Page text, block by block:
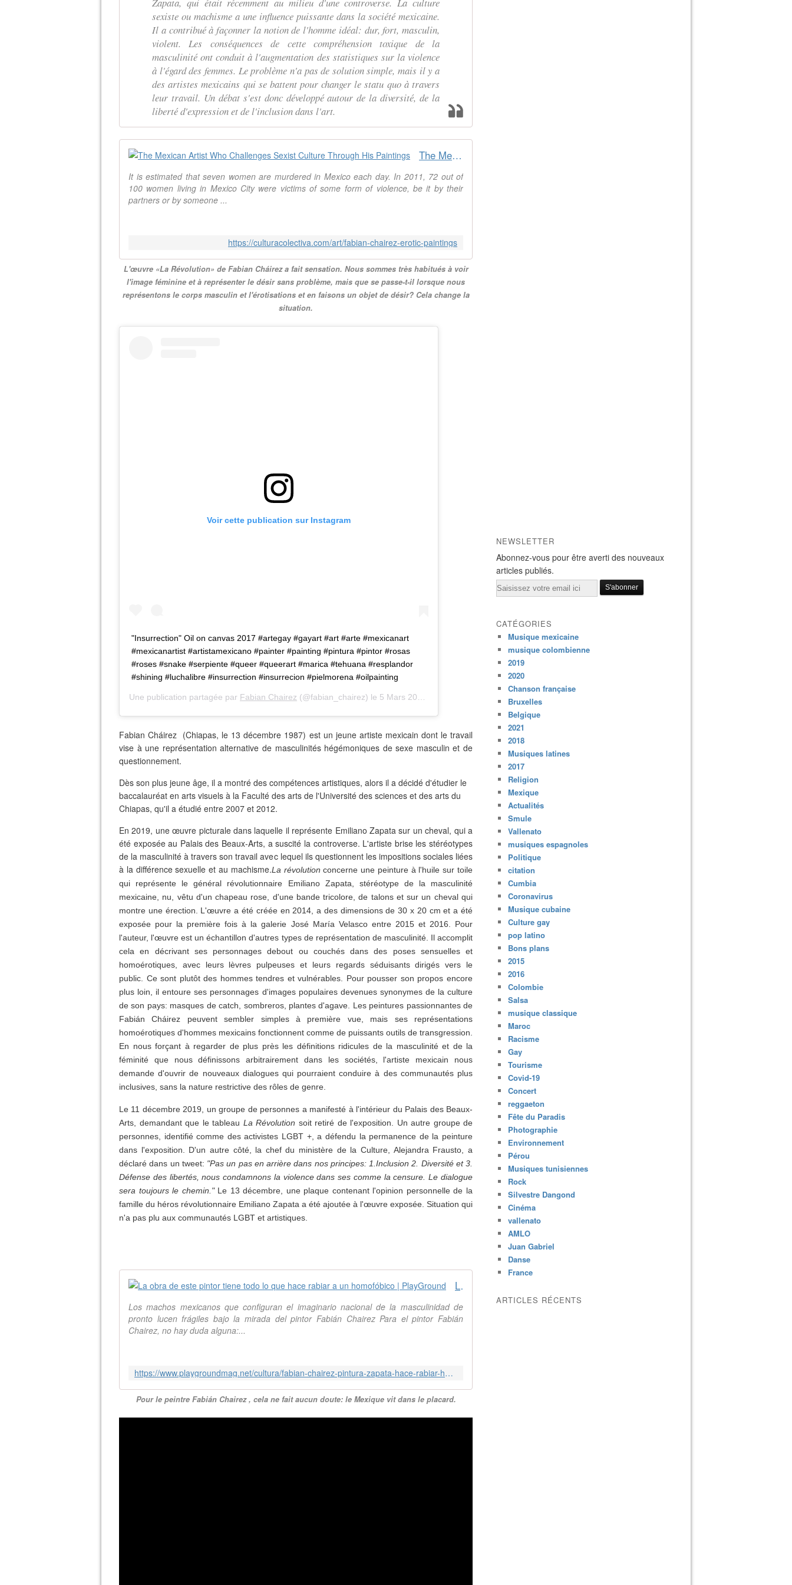
sexiste ou machisme a une influence puissante dans la société mexicaine.
Il a contribué à façonner la notion de l'homme idéal: dur, fort, masculin,
violent. Les conséquences de cette compréhension toxique de la
masculinité ont conduit à l'augmentation des statistiques sur la violence
à l'égard des femmes. Le problème n'a pas de solution simple, mais il y a
des artistes mexicains qui se battent pour changer le statu quo à travers
leur travail. Un débat s'est donc développé autour de la diversité, de la
liberté d'expression et de l'inclusion dans l'art.
The Mexican Artist Who Challenges Sexist Culture Through His Paintings
It is estimated that seven women are murdered in Mexico each day. In 2011, 72 out of
100 women living in Mexico City were victims of some form of violence, be it by their
partners or by someone ...
https://culturacolectiva.com/art/fabian-chairez-erotic-paintings
L'œuvre «La Révolution» de Fabian Cháirez a fait sensation. Nous sommes très habitués à voir
l'image féminine et à représenter le désir sans problème, mais que se passe-t-il lorsque nous
représentons le corps masculin et l'érotisations et en faisons un objet de désir? Cela change la
situation.
Voir cette publication sur Instagram
"Insurrection" Oil on canvas 2017 #artegay #gayart #art #arte #mexicanart
#mexicanartist #artistamexicano #painter #painting #pintura #pintor #rosas
#roses #snake #serpiente #queer #queerart #marica #tehuana #resplandor
#shining #luchalibre #insurrection #insurrecion #pielmorena #oilpainting
Une publication partagée par Fabian Chairez (@fabian_chairez) le 5 Mars 2019 à 5 :44 PST
Fabian Cháirez (Chiapas, le 13 décembre 1987) est un jeune artiste mexicain dont le travail
vise à une représentation alternative de masculinités hégémoniques de sexe masculin et de
questionnement.
Dès son plus jeune âge, il a montré des compétences artistiques, alors il a décidé d'étudier le
baccalauréat en arts visuels à la Faculté des arts de l'Université des sciences et des arts du
Chiapas, qu'il a étudié entre 2007 et 2012.
En 2019, une œuvre picturale dans laquelle il représente Emiliano Zapata sur un cheval, qui a
été exposée au Palais des Beaux-Arts, a suscité la controverse. L'artiste brise les stéréotypes
de la masculinité à travers son travail avec lequel ils questionnent les impositions sociales liées
à la différence sexuelle et au machisme.La révolution concerne une peinture à l'huile sur toile
qui représente le général révolutionnaire Emiliano Zapata, stéréotype de la masculinité
mexicaine, nu, vêtu d'un chapeau rose, d'une bande tricolore, de talons et sur un cheval qui
montre une érection. L'œuvre a été créée en 2014, a des dimensions de 30 x 20 cm et a été
exposée pour la première fois à la galerie José María Velasco entre 2015 et 2016. Pour
l'auteur, l'œuvre est un échantillon d'autres types de représentation de masculinité. Il accomplit
cela en décrivant ses personnages debout ou couchés dans des poses sensuelles et
homoérotiques, avec leurs lèvres pulpeuses et leurs regards séduisants dirigés vers le
public. Ce sont plutôt des hommes tendres et vulnérables. Pour pousser son propos encore
plus loin, il entoure ses personnages d'images populaires devenues synonymes de la culture
de son pays: masques de catch, sombreros, plantes d'agave. Les peintures passionnantes de
Fabián Cháirez peuvent sembler simples à première vue, mais ses représentations
homoérotiques d'hommes mexicains fonctionnent comme de puissants outils de transgression.
En nous forçant à regarder de plus près les définitions ridicules de la masculinité et de la
féminité que nous définissons arbitrairement dans les sociétés, l'artiste mexicain nous
demande d'ouvrir de nouveaux dialogues qui pourraient conduire à des communautés plus
inclusives, sans la nature restrictive des rôles de genre.
Le 11 décembre 2019, un groupe de personnes a manifesté à l'intérieur du Palais des Beaux-
Arts, demandant que le tableau La Révolution soit retiré de l'exposition. Un autre groupe de
personnes, identifié comme des activistes LGBT +, a défendu la permanence de la peinture
dans l'exposition. D'un autre côté, la chef du ministère de la Culture, Alejandra Frausto, a
déclaré dans un tweet: "Pas un pas en arrière dans nos principes: 1.Inclusion 2. Diversité et 3.
Défense des libertés, nous condamnons la violence dans ses comme la censure. Le dialogue
sera toujours le chemin."Le 13 décembre, une plaque contenant l'opinion personnelle de la
famille du héros révolutionnaire Emiliano Zapata a été ajoutée à l'œuvre exposée. Situation qui
n'a pas plu aux communautés LGBT et artistiques.
La obra de este pintor tiene todo lo que hace rabiar a un homofóbico | PlayGround
Los machos mexicanos que configuran el imaginario nacional de la masculinidad de
pronto lucen frágiles bajo la mirada del pintor Fabián Chairez Para el pintor Fabián
Chairez, no hay duda alguna:...
https://www.playgroundmag.net/cultura/fabian-chairez-pintura-zapata-hace-rabiar-homofobico_68865029.html
Pour le peintre Fabián Chairez , cela ne fait aucun doute: le Mexique vit dans le placard.
NEWSLETTER
Abonnez-vous pour être averti des nouveaux
articles publiés.
Email
CATÉGORIES
Musique mexicaine
musique colombienne
2019
2020
Chanson française
Bruxelles
Belgique
2021
2018
Musiques latines
2017
Religion
Mexique
Actualités
Smule
Vallenato
musiques espagnoles
Politique
citation
Cumbia
Coronavirus
Musique cubaine
Culture gay
pop latino
Bons plans
2015
2016
Colombie
Salsa
musique classique
Maroc
Racisme
Gay
Tourisme
Covid-19
Concert
reggaeton
Fête du Paradis
Photographie
Environnement
Pérou
Musiques tunisiennes
Rock
Silvestre Dangond
Cinéma
vallenato
AMLO
Juan Gabriel
Danse
France
ARTICLES RÉCENTS